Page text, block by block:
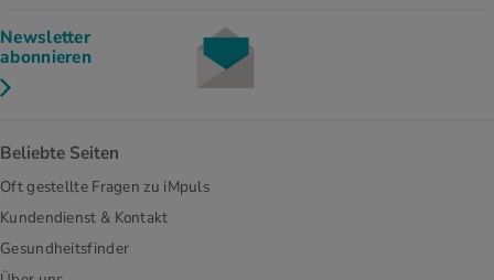
Newsletter
abonnieren
Beliebte Seiten
Oft gestellte Fragen zu iMpuls
Kundendienst & Kontakt
Gesundheitsfinder